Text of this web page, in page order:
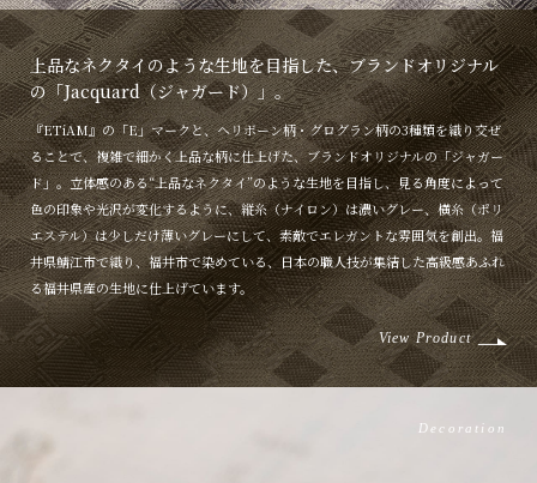
上品なネクタイのような生地を目指した、ブランドオリジナル
の「Jacquard（ジャガード）」。
『ETiAM』の「E」マークと、ヘリボーン柄・グログラン柄の3種類を織り交ぜ
ることで、複雑で細かく上品な柄に仕上げた、ブランドオリジナルの「ジャガー
ド」。立体感のある“上品なネクタイ”のような生地を目指し、見る角度によって
色の印象や光沢が変化するように、縦糸（ナイロン）は濃いグレー、横糸（ポリ
エステル）は少しだけ薄いグレーにして、素敵でエレガントな雰囲気を創出。福
井県鯖江市で織り、福井市で染めている、日本の職人技が集結した高級感あふれ
る福井県産の生地に仕上げています。
View Product
Decoration